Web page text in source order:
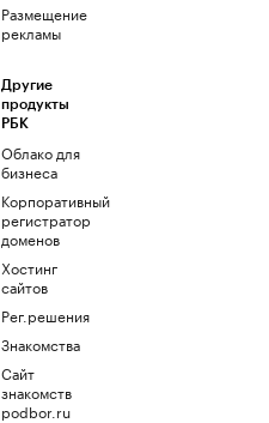
Размещение
рекламы
Другие
продукты
РБК
Облако для
бизнеса
Корпоративный
регистратор
доменов
Хостинг
сайтов
Рег.решения
Знакомства
Сайт
знакомств
podbor.ru